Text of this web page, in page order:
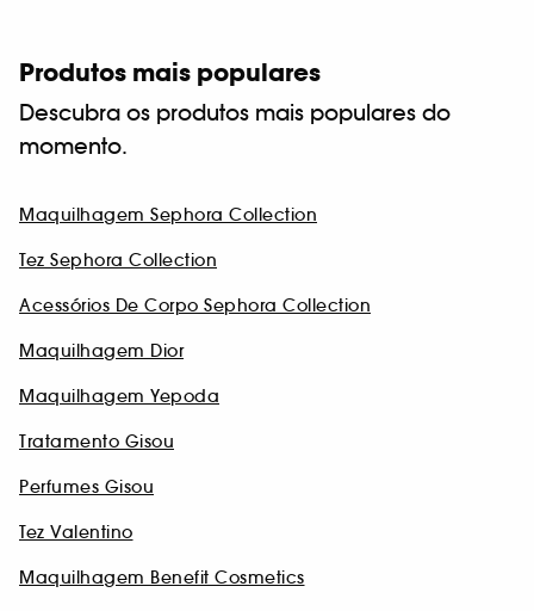
Produtos mais populares
Descubra os produtos mais populares do
momento.
Maquilhagem Sephora Collection
Tez Sephora Collection
Acessórios De Corpo Sephora Collection
Maquilhagem Dior
Maquilhagem Yepoda
Tratamento Gisou
Perfumes Gisou
Tez Valentino
Maquilhagem Benefit Cosmetics